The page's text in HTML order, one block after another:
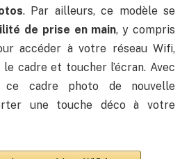
. Par ailleurs, ce modèle se
de prise en main, y compris
accéder à votre réseau Wifi,
cadre et toucher l’écran. Avec
ce cadre photo de nouvelle
une touche déco à votre